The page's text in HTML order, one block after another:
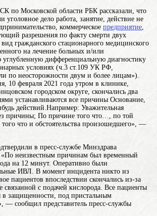
по Московской области РБК рассказали, что
уголовное дело работа, занятие, действие не
коммерческое предприятие
разрешения по факту смерти двух
вид гражданского стационарного медицинского
на лечение больных и/или
углубленную дифференциальную диагностику
условиях (ч.3 ст.109 УК РФ,
по неосторожности двум и более лицам»).
10 февраля 2021 года утром в клинике,
городском округе, скончались два
устанавливаются все причины Основание,
действий.Например: Уважительная
причины; По причине того что…, по той
что и обстоятельства произошедшего», —
в пресс-службе Минздрава
«По неизвестным причинам был временный
на 12 минут. Оперативно были
ИВЛ. В момент инцидента никто из
пациентов впоследствии скончались из-за
связанной с подачей кислорода. Все пациенты
в защищенности, под пристальным
— сообщил представитель пресс-службы